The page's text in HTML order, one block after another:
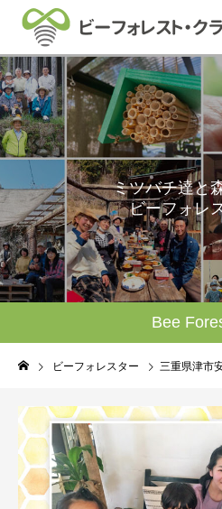
Bee
ミツバチ達と
ビーフォレ スタ
ビーフォレスター 三重県津市